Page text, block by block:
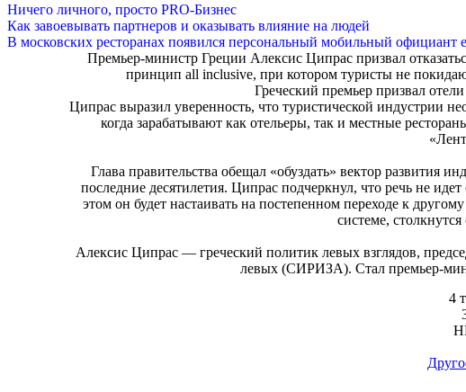
Ничего личного, просто PRO-Бизнес
Как завоевывать партнеров и оказывать влияние на людей
В московских ресторанах появился персональный мобильный официант
Премьер-министр Греции Алексис Ципрас призвал
принцип all inclusive, при котором туристы не
Греческий премьер призвал
Ципрас выразил уверенность, что туристической индустрии
когда зарабатывают как отельеры, так и местные
Глава правительства обещал «обуздать» вектор развития
последние десятилетия. Ципрас подчеркнул, что речь не
этом он будет настаивать на постепенном переходе к
системе,
Алексис Ципрас — греческий политик левых взглядов,
левых (СИРИЗА). Стал премьер-
4